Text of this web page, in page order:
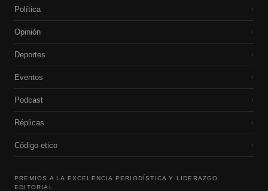
Política ›
Opinión ›
Deportes ›
Eventos ›
Podcast ›
Réplicas ›
Código etico ›
PREMIOS A LA EXCELENCIA PERIODÍSTICA Y LIDERAZGO
EDITORIAL